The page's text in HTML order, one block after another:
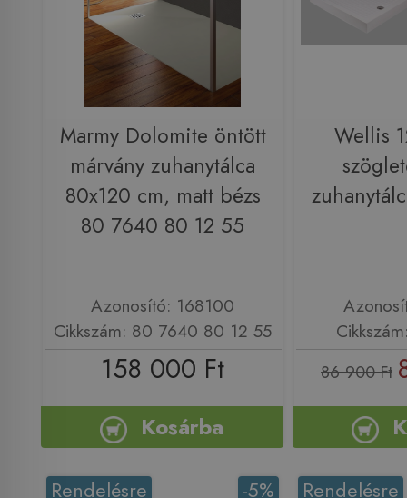
Marmy Dolomite öntött
márvány zuhanytálca
80x120 cm, matt bézs
80 7640 80 12 55
Azonosító: 168100
Cikkszám: 80 7640 80 12 55
158 000 Ft
Kosárba
Wellis
86 900 Ft
-5%
Rendelésre Rendelésre